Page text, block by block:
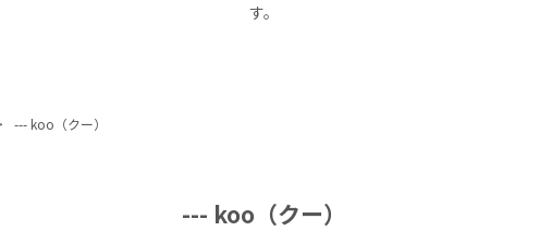
す。
--- koo（クー）
--- koo（クー）